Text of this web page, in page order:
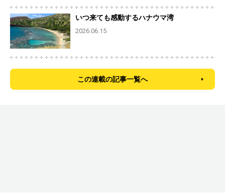
いつ来ても感動するハナウマ湾
2026.06.15
この連載の記事一覧へ